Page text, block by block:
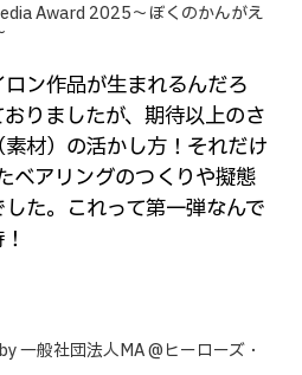
Award 2025〜ぼくのかんがえ
ン作品が生まれるんだろ
りましたが、期待以上のさ
材）の活かし方！それだけ
ベアリングのつくりや擬態
た。これって第一弾なんで
一般社団法人MA @ヒーローズ・